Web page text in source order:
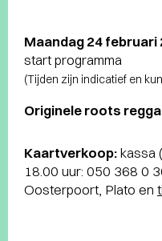
Maandag 24 februari
start programma
(Tijden zijn indicatief en
Originele roots
Kaartverkoop:kassa
18.00 uur: 050 368 0
Oosterpoort, Plato en